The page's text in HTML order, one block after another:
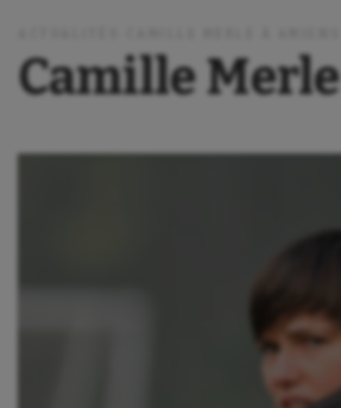
Camille Merle